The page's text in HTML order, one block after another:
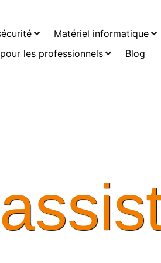
Matériel informatique
les professionnels Blog
de